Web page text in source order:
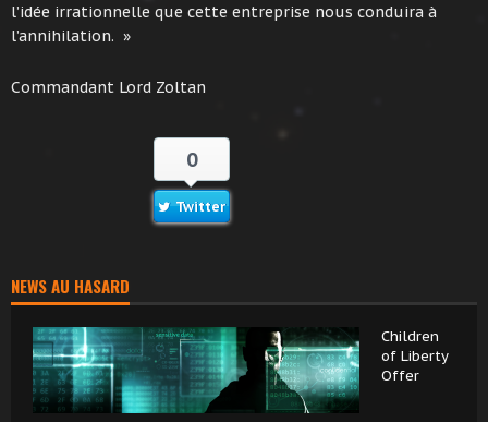
l’idée irrationnelle que cette entreprise nous conduira à
l’annihilation. »
Commandant Lord Zoltan
0
Twitter
NEWS AU HASARD
Children
of Liberty
Offer